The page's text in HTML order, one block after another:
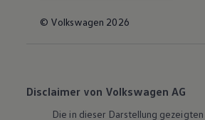
© Volkswagen 2026
Disclaimer von Volkswagen AG
Die in dieser Darstellung gezeigten